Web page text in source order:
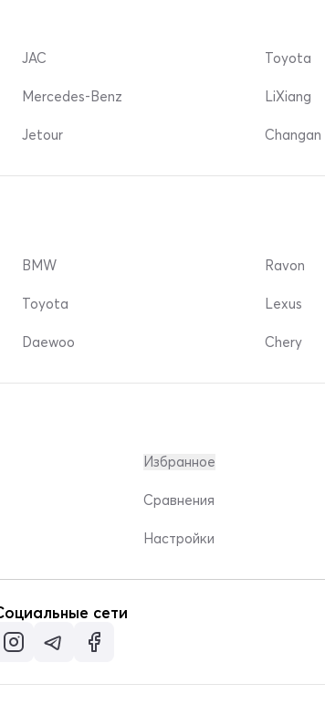
JAC
Mercedes-Benz
Jetour
Toyota
LiXiang
BMW
Toyota
Daewoo
Ravon
Lexus
Chery
Избранное
Сравнения
Настройки
сети